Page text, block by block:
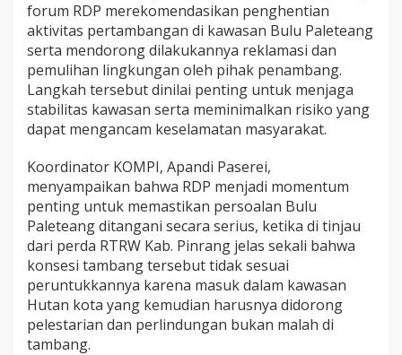
P
e
n
g
h
e
n
t
a
n
d
a
n
P
e
m
u
l
i
h
forum RDP merekomendasikan penghentian
aktivitas pertambangan di kawasan Bulu Paleteang
serta mendorong dilakukannya reklamasi dan
pemulihan lingkungan oleh pihak penambang.
Langkah tersebut dinilai penting untuk menjaga
stabilitas kawasan serta meminimalkan risiko yang
dapat mengancam keselamatan masyarakat.
Koordinator KOMPI, Apandi Paserei,
menyampaikan bahwa RDP menjadi momentum
penting untuk memastikan persoalan Bulu
Paleteang ditangani secara serius, ketika di tinjau
dari perda RTRW Kab. Pinrang jelas sekali bahwa
konsesi tambang tersebut tidak sesuai
peruntukkannya karena masuk dalam kawasan
Hutan kota yang kemudian harusnya didorong
pelestarian dan perlindungan bukan malah di
tambang.